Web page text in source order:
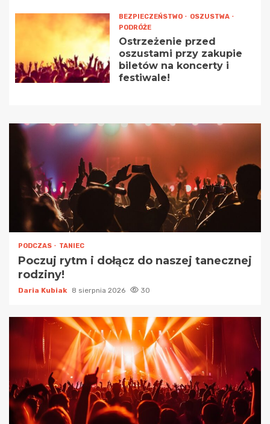
BEZPIECZEŃSTWO
OSZUSTWA
PODRÓŻE
Ostrzeżenie przed
oszustami przy zakupie
biletów na koncerty i
festiwale!
PODCZAS TANIEC
Poczuj rytm i dołącz do naszej tanecznej
rodziny!
Daria Kubiak 8 sierpnia 2026 30